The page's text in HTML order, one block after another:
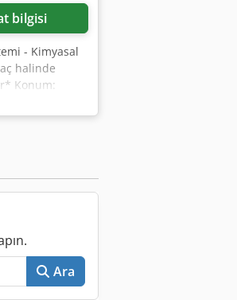
bilgisi
- Kimyasal
halinde
Konum:
Ara